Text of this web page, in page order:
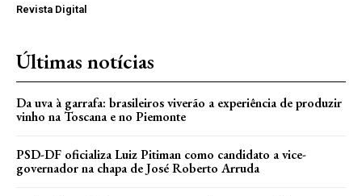
Revista Digital
Últimas notícias
Da uva à garrafa: brasileiros viverão a experiência de produzir
vinho na Toscana e no Piemonte
PSD-DF oficializa Luiz Pitiman como candidato a vice-
governador na chapa de José Roberto Arruda